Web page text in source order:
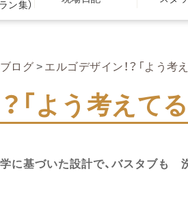
ン集）
ログ エルゴデザイン！？「よう考
「よう考えてる
学に基づいた設計で、バスタブも